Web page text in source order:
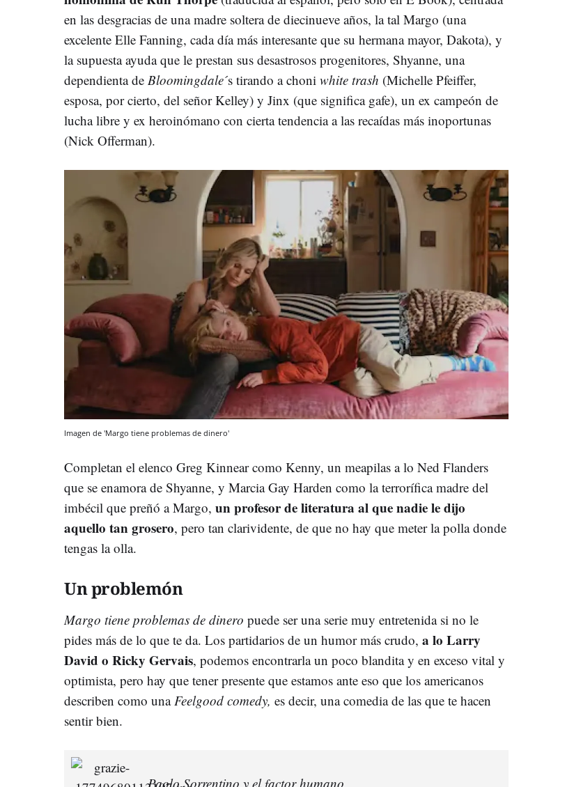
en las desgracias de una madre soltera de diecinueve años, la tal Margo (una
excelente Elle Fanning, cada día más interesante que su hermana mayor, Dakota), y
la supuesta ayuda que le prestan sus desastrosos progenitores, Shyanne, una
dependienta de Bloomingdale´s tirando a choni white trash (Michelle Pfeiffer,
esposa, por cierto, del señor Kelley) y Jinx (que significa gafe), un ex campeón de
lucha libre y ex heroinómano con cierta tendencia a las recaídas más inoportunas
(Nick Offerman).
Imagen de 'Margo tiene problemas de dinero'
Completan el elenco Greg Kinnear como Kenny, un meapilas a lo Ned Flanders
que se enamora de Shyanne, y Marcia Gay Harden como la terrorífica madre del
imbécil que preñó a Margo, un profesor de literatura al que nadie le dijo
aquello tan grosero, pero tan clarividente, de que no hay que meter la polla donde
tengas la olla.
Un problemón
Margo tiene problemas de dinero puede ser una serie muy entretenida si no le
pides más de lo que te da. Los partidarios de un humor más crudo, a lo Larry
David o Ricky Gervais, podemos encontrarla un poco blandita y en exceso vital y
optimista, pero hay que tener presente que estamos ante eso que los americanos
describen como unaFeelgood comedy, es decir, una comedia de las que te hacen
sentir bien.
Paolo Sorrentino y el factor humano